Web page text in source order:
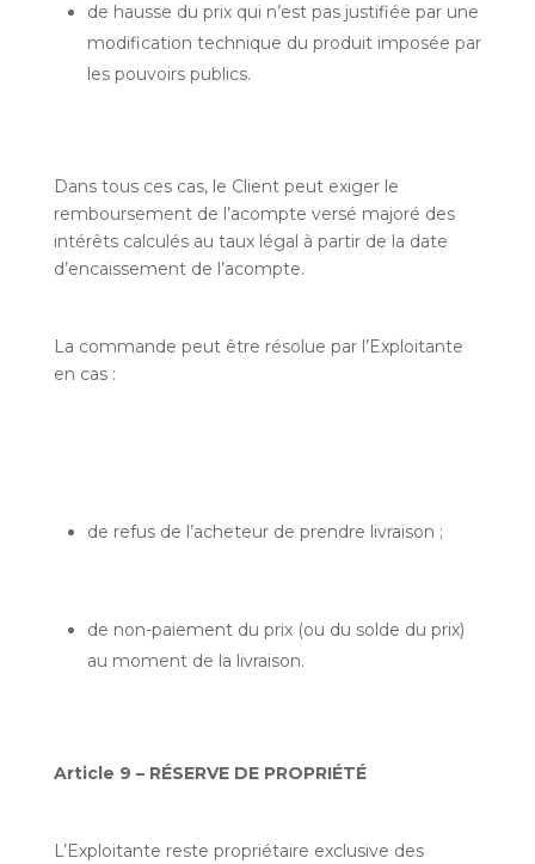
de hausse du prix qui n’est pas justifiée par une
modification technique du produit imposée par
les pouvoirs publics.
Dans tous ces cas, le Client peut exiger le
remboursement de l’acompte versé majoré des
intérêts calculés au taux légal à partir de la date
d’encaissement de l’acompte.
La commande peut être résolue par l’Exploitante
en cas :
de refus de l’acheteur de prendre livraison ;
de non-paiement du prix (ou du solde du prix)
au moment de la livraison.
Article 9 – RÉSERVE DE PROPRIÉTÉ
L’Exploitante reste propriétaire exclusive des